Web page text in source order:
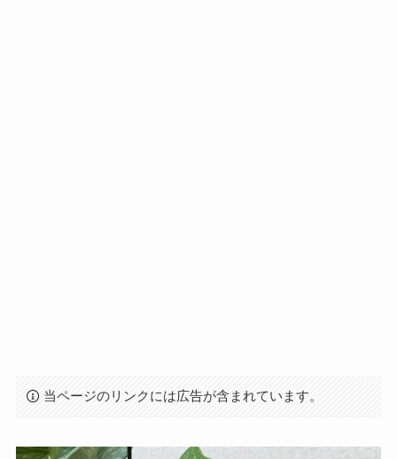
当ページのリンクには広告が含まれています。